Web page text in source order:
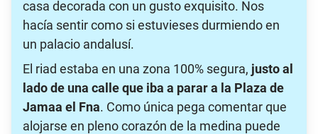
casa decorada con un gusto exquisito. Nos
hacía sentir como si estuvieses durmiendo en
un palacio andalusí.
El riad estaba en una zona 100% segura, justo al
lado de una calle que iba a parar a la Plaza de
Jamaa el Fna. Como única pega comentar que
alojarse en pleno corazón de la medina puede